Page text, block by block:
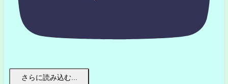
さらに読み込む...